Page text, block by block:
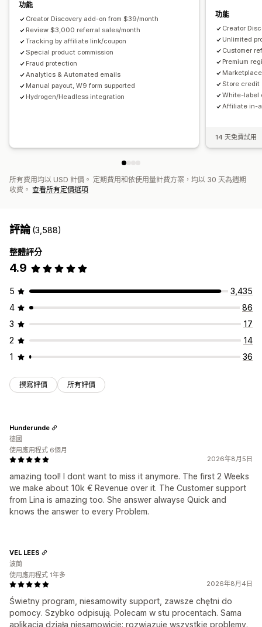
付款
稅務表單 銀行轉帳 自動付款 大量支付款項
PayPal 排程支付款項
功能
Creator Discovery add-on from $39/month
Review $3,000 referral sales/month
Tracking by affiliate link/coupon
Special product commission
Fraud protection
Analytics & Automated emails
Manual payout, W9 form supported
Hydrogen/Headless integration
功能
Creator
Unlimited
Customer
Premium
Store credit
White-label
Affiliate in-
14 天免費試用
所有費用均以 USD 計價。 定期費用和依使用量計費方案，均以 30 天為週期
收費。 查看所有定價選項
評論(3,588)
整體評分
4.9
5
3,435
4
86
3
17
2
14
1
36
撰寫評價 所有評價
2026年8月5日
amazing tool! I dont want to miss it anymore. The first 2 Weeks
we make about 10k € Revenue over it. The Customer support
from Lina is amazing too. She answer alwayse Quick and
knows the answer to every Problem.
Hunderunde
德國
使用應用程式 6個月
2026年8月4日
Świetny program, niesamowity support, zawsze chętni do
pomocy. Szybko odpisują. Polecam w stu procentach. Sama
aplikacja działa niesamowicie; rozwiązuje wszystkie problemy.
VEL LEES
波蘭
使用應用程式 1年多